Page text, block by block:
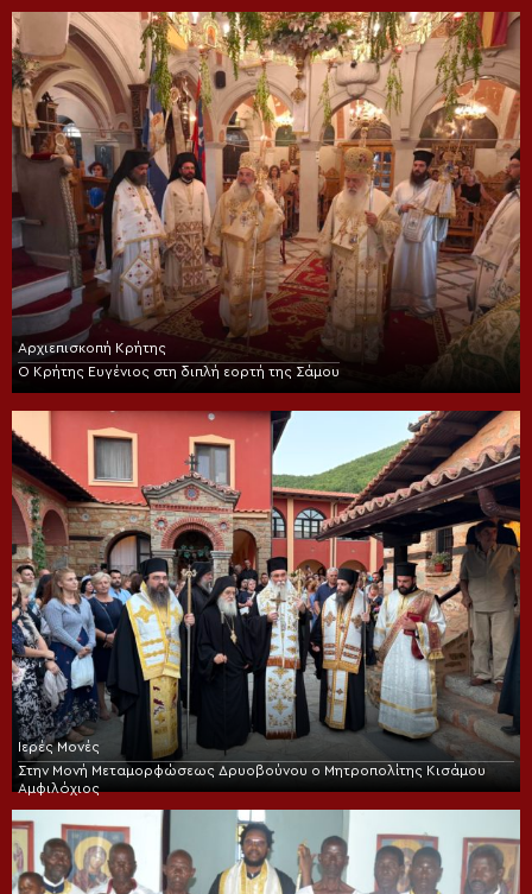
Αρχιεπισκοπή Κρήτης
Ο Κρήτης Ευγένιος στη διπλή εορτή της Σάμου
Ιερές Μονές
Στην Μονή Μεταμορφώσεως Δρυοβούνου ο Μητροπολίτης Κισάμου
Αμφιλόχιος